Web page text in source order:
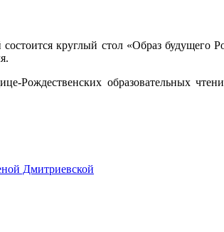
круглый стол «Образ будущего
образовательных
Дмитриевской